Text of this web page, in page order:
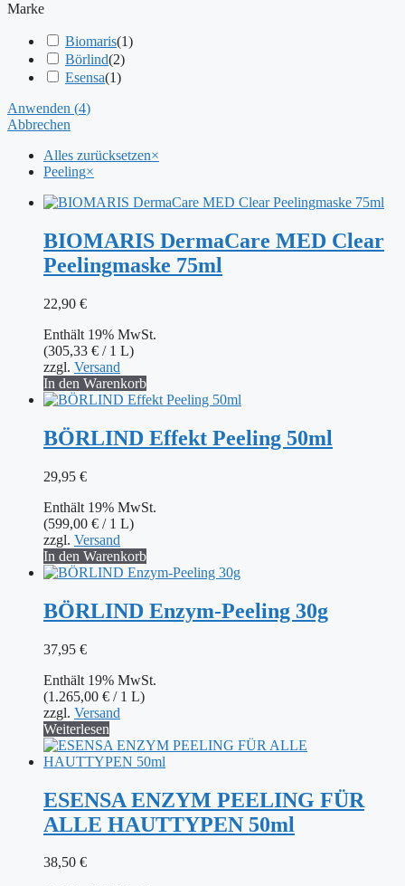
Marke
Biomaris(1)
Börlind(2)
Esensa(1)
Anwenden (4)
Abbrechen
Alles zurücksetzen×
Peeling×
BIOMARIS DermaCare MED Clear
Peelingmaske 75ml
22,90 €
Enthält 19% MwSt.
(305,33 € / 1 L)
zzgl. Versand
In den Warenkorb
BÖRLIND Effekt Peeling 50ml
29,95 €
Enthält 19% MwSt.
(599,00 € / 1 L)
zzgl. Versand
In den Warenkorb
BÖRLIND Enzym-Peeling 30g
37,95 €
Enthält 19% MwSt.
(1.265,00 € / 1 L)
zzgl. Versand
Weiterlesen
ESENSA ENZYM PEELING FÜR
ALLE HAUTTYPEN 50ml
38,50 €